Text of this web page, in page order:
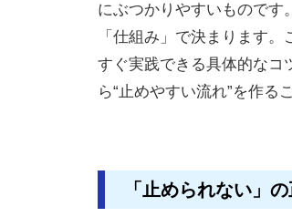
にぶつかりやすいものです
「仕組み」で決まります
すぐ実践できる具体的なコ
ら“止めやすい流れ”を作る
「止められない」